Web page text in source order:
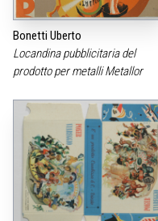
Bonetti Uberto
Locandina pubblicitaria del
prodotto per metalli Metallor